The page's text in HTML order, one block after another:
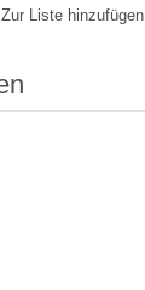
Zur Liste hinzufügen